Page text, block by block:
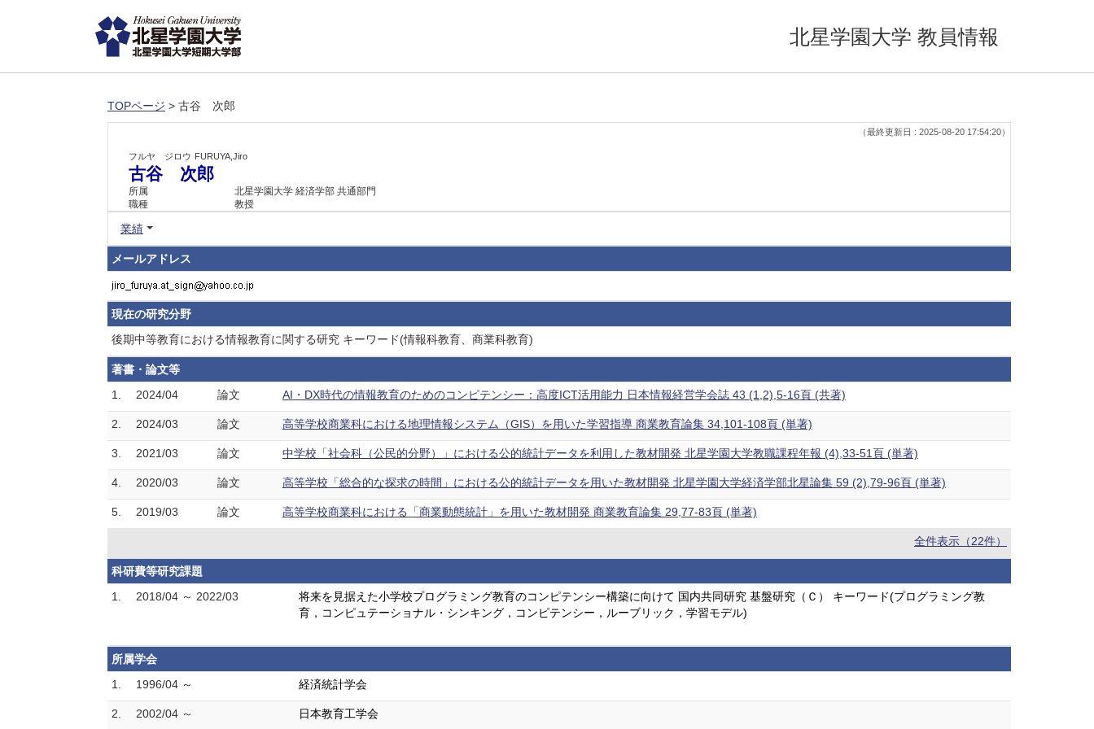
北星学園大学 教員情報
TOPページ > 古谷 次郎
（最終更新日 : 2025-08-20 17:54:20）
フルヤ ジロウ FURUYA,Jiro
古谷 次郎
所属
北星学園大学 経済学部 共通部門
職種
教授
業績
メールアドレス
現在の研究分野
後期中等教育における情報教育に関する研究 キーワード(情報科教育、商業科教育)
著書・論文等
1.
2024/04 論文 AI・DX時代の情報教育のためのコンピテンシー：高度ICT活用能力 日本情報経営学会誌 43 (1,2),5-16頁 (共著)
2. 2024/03 論文 高等学校商業科における地理情報システム（GIS）を用いた学習指導 商業教育論集 34,101-108頁 (単著)
3. 2021/03 論文 中学校「社会科（公民的分野）」における公的統計データを利用した教材開発 北星学園大学教職課程年報 (4),33-51頁 (単著)
4. 2020/03 論文 高等学校「総合的な探求の時間」における公的統計データを用いた教材開発 北星学園大学経済学部北星論集 59 (2),79-96頁 (単著)
5. 2019/03 論文 高等学校商業科における「商業動態統計」を用いた教材開発 商業教育論集 29,77-83頁 (単著)
全件表示（22件）
科研費等研究課題
1.
2018/04 ～ 2022/03
将来を見据えた小学校プログラミング教育のコンピテンシー構築に向けて 国内共同研究 基盤研究（Ｃ） キーワード(プログラミング教
育，コンピュテーショナル・シンキング，コンピテンシー，ルーブリック，学習モデル)
所属学会
1.
1996/04 ～ 経済統計学会
2. 2002/04 ～ 日本教育工学会